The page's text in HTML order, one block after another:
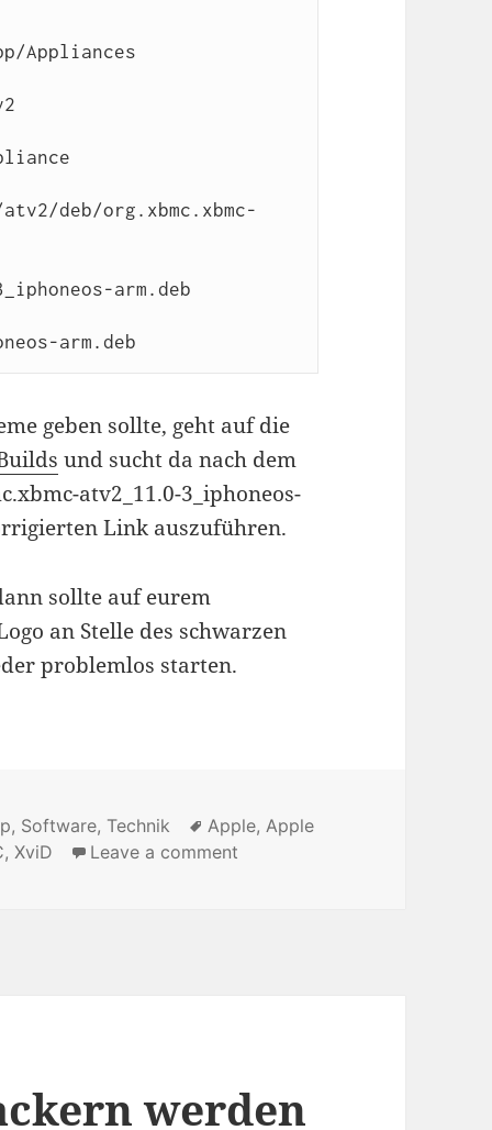
Appliances
deb/org.xbmc.xbmc-
arm.deb
arm.deb
geben sollte, geht auf die
und sucht da nach dem
atv2_11.0-3_iphoneos-
Link auszuführen.
sollte auf eurem
an Stelle des schwarzen
problemlos starten.
, Software, Technik Tags
Apple,Apple
,XviD Leave a comment
werden